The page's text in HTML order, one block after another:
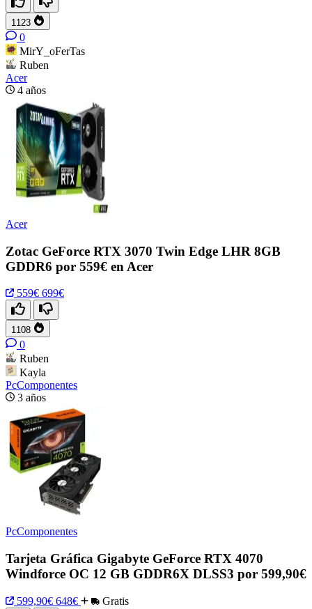
1123
0
MirY_oFerTas
Ruben
Acer
4 años
Acer
Zotac GeForce RTX 3070 Twin Edge LHR 8GB
GDDR6 por 559€ en Acer
559€ 699€
1108
0
Ruben
Kayla
PcComponentes
3 años
PcComponentes
Tarjeta Gráfica Gigabyte GeForce RTX 4070
Windforce OC 12 GB GDDR6X DLSS3 por 599,90€
599,90€ 648€ Gratis